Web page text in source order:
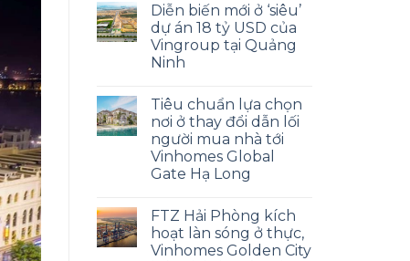
Diễn biến mới ở ‘siêu’
dự án 18 tỷ USD của
Vingroup tại Quảng
Ninh
Tiêu chuẩn lựa chọn
nơi ở thay đổi dẫn lối
người mua nhà tới
Vinhomes Global
Gate Hạ Long
FTZ Hải Phòng kích
hoạt làn sóng ở thực,
Vinhomes Golden City